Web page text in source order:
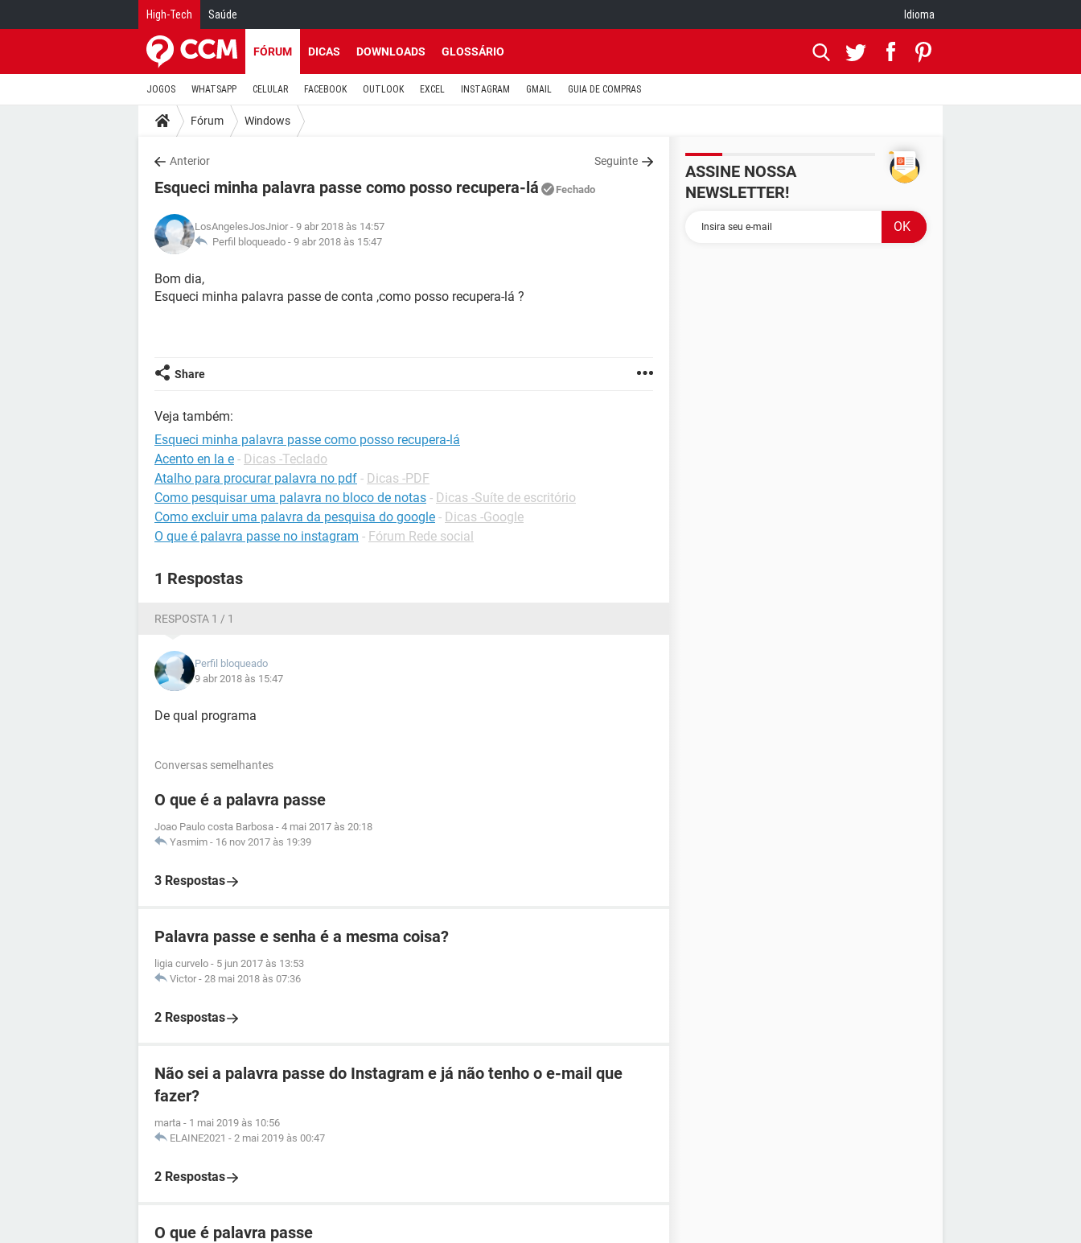
High-Tech Saúde Idioma
FÓRUM DICAS DOWNLOADS GLOSSÁRIO
JOGOS WHATSAPP CELULAR FACEBOOK OUTLOOK EXCEL INSTAGRAM GMAIL GUIA DE COMPRAS
Fórum Windows
Anterior Seguinte
Esqueci minha palavra passe como posso recupera-lá Fechado
LosAngelesJosJnior - 9 abr 2018 às 14:57
Perfil bloqueado - 9 abr 2018 às 15:47
Bom dia,
Esqueci minha palavra passe de conta ,como posso recupera-lá ?
Share
Veja também:
Esqueci minha palavra passe como posso recupera-lá
Acento en la e - Dicas -Teclado
Atalho para procurar palavra no pdf - Dicas -PDF
Como pesquisar uma palavra no bloco de notas - Dicas -Suíte de escritório
Como excluir uma palavra da pesquisa do google - Dicas -Google
O que é palavra passe no instagram - Fórum Rede social
1 Respostas
RESPOSTA 1 / 1
Perfil bloqueado
9 abr 2018 às 15:47
De qual programa
Conversas semelhantes
O que é a palavra passe
Joao Paulo costa Barbosa - 4 mai 2017 às 20:18
Yasmim - 16 nov 2017 às 19:39
3 Respostas
Palavra passe e senha é a mesma coisa?
ligia curvelo - 5 jun 2017 às 13:53
Victor - 28 mai 2018 às 07:36
2 Respostas
Não sei a palavra passe do Instagram e já não tenho o e-mail que
fazer?
marta - 1 mai 2019 às 10:56
ELAINE2021 - 2 mai 2019 às 00:47
2 Respostas
O que é palavra passe
ASSINE NOSSA
NEWSLETTER!